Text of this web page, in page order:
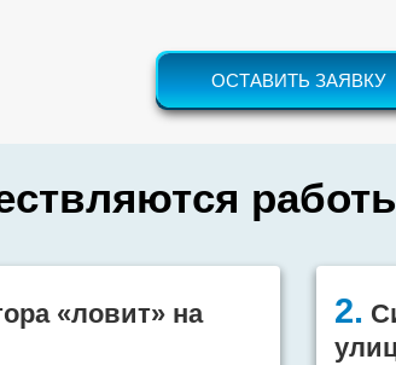
ОСТАВИТЬ ЗАЯВКУ
«ловит» на
2.